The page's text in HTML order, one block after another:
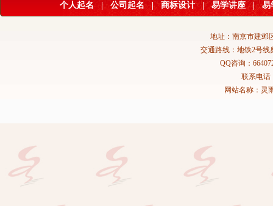
个人起名 公司起名 | 商标设计 | 易学讲座 | 易
地址：南京市建邺
交通路线：地铁2号线
QQ咨询：
联系电话
网站名称：灵